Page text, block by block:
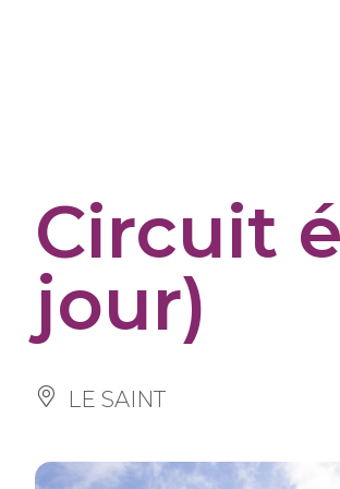
Circuit
jour)
LE SAINT